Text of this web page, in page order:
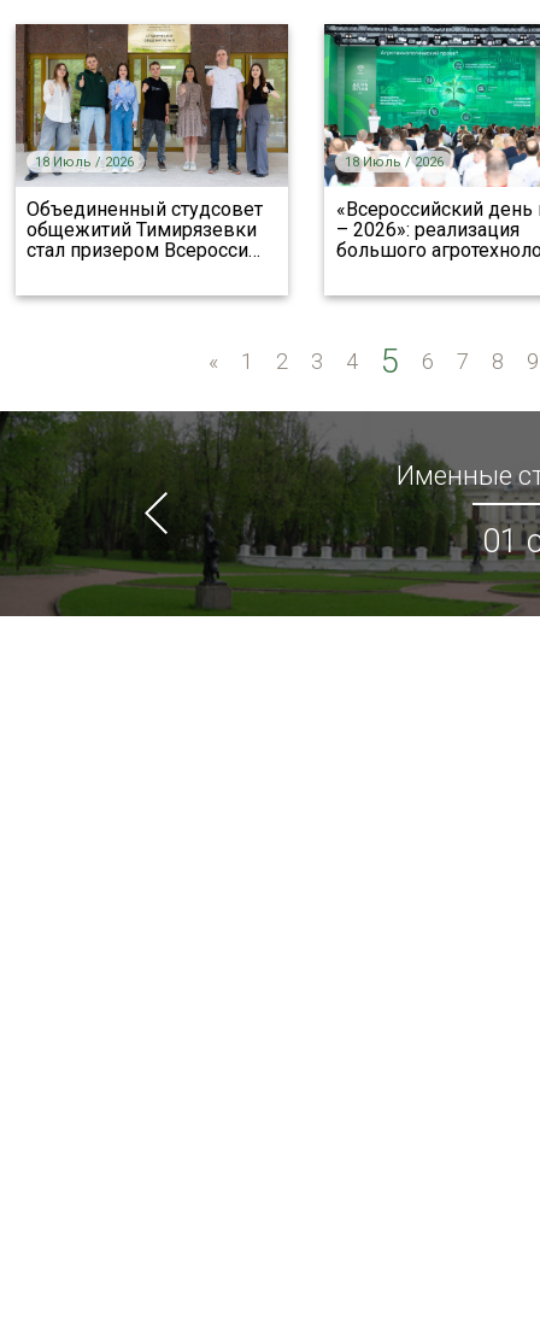
18 Июль / 2026
Объединенный студсовет
общежитий Тимирязевки
стал призером Всеросси…
18 Июль / 2026
«Всероссийский день
– 2026»: реализация
большого
« 1 2 3 4 5 6 7 8 9
Именные
01